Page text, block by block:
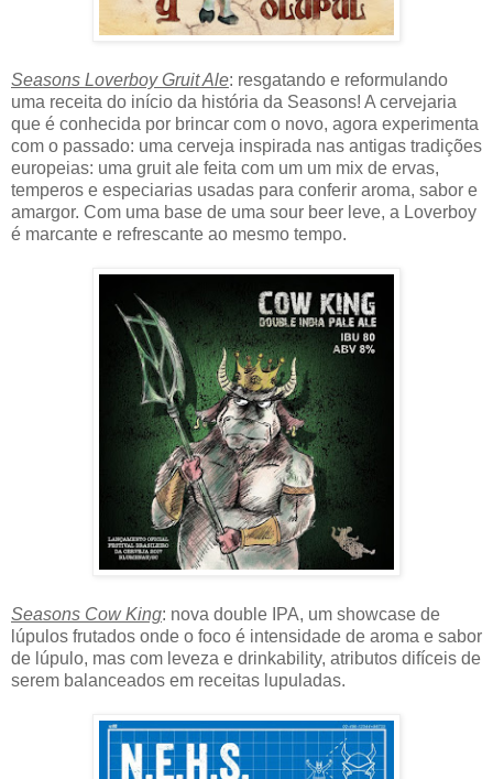
Seasons Loverboy Gruit Ale: resgatando e reformulando
uma receita do início da história da Seasons! A cervejaria
que é conhecida por brincar com o novo, agora experimenta
com o passado: uma cerveja inspirada nas antigas tradições
europeias: uma gruit ale feita com um um mix de ervas,
temperos e especiarias usadas para conferir aroma, sabor e
amargor. Com uma base de uma sour beer leve, a Loverboy
é marcante e refrescante ao mesmo tempo.
Seasons Cow King: nova double IPA, um showcase de
lúpulos frutados onde o foco é intensidade de aroma e sabor
de lúpulo, mas com leveza e drinkability, atributos difíceis de
serem balanceados em receitas lupuladas.